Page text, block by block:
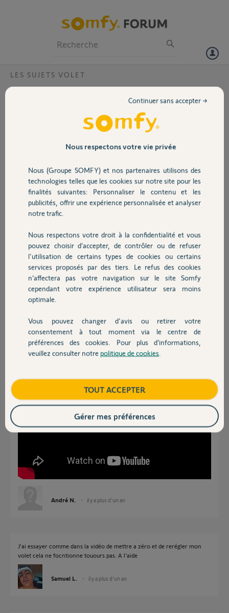
Volet
Sécurité
Domotique
Chauffage
Autres produits
Devis avec un pro
Contact
LES SUJETS VOLET
Comment connecter volet roulant io rs100
Je viens de recevoir mon kit de connectivité, j'ai suivi le étapes une
par une, mais lorsque je veux connecter un volet a mon kit cela est
volet fait bien un va et vient mais quand je clique sur suivant sur
l'application celui ci m'ecris "Un problème est survenu" à l'ajout d'un
équipement"
A l'aide
Merci,
Samuel L.
il y a plus d'un an
Participer au fil de discussion
Réponses
faire cette manip :
André N. il y a plus d'un an
J'ai essayer comme dans la vidéo de mettre a zéro et de rerégler mon
volet cela ne focntionne touours pas. A l'aide
Samuel L. il y a plus d'un an
Nous respectons votre vie privée
Nous (Groupe SOMFY) et nos partenaires utilisons des
technologies telles que les cookies sur notre site pour les
finalités suivantes: Personnaliser le contenu et les
publicités, offrir une expérience personnalisée et analyser
notre trafic.
Nous respectons votre droit à la confidentialité et vous
pouvez choisir d’accepter, de contrôler ou de refuser
l'utilisation de certains types de cookies ou certains
services proposés par des tiers. Le refus des cookies
n’affectera pas votre navigation sur le site Somfy
cependant votre expérience utilisateur sera moins
optimale.
Vous pouvez changer d'avis ou retirer votre
consentement à tout moment via le centre de
préférences des cookies. Pour plus d’informations,
veuillez consulter notre politique de cookies
Continuer sans accepter →
TOUT ACCEPTER
Gérer mes préférences